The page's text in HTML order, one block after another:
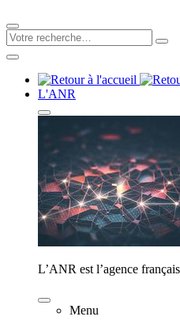
L'ANR
L’ANR est l’agence
Menu